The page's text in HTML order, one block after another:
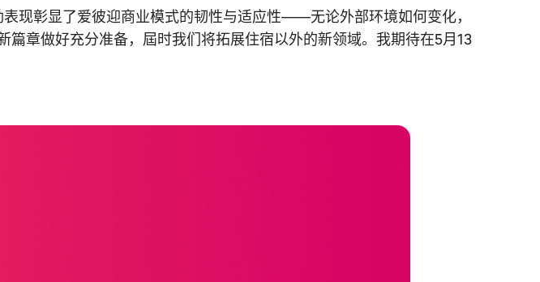
现彰显了爱彼迎商业模式的韧性与适应性——无论外部环境如何变化，
章做好充分准备，屆时我们将拓展住宿以外的新领域。我期待在5月13